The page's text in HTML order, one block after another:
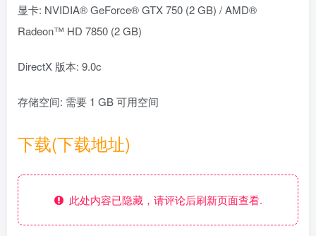
显卡: NVIDIA® GeForce® GTX 750 (2 GB) / AMD®
Radeon™ HD 7850 (2 GB)
DirectX 版本: 9.0c
存储空间: 需要 1 GB 可用空间
下载(下载地址)
此处内容已隐藏，请评论后刷新页面查看.